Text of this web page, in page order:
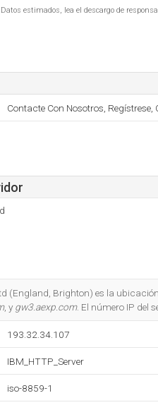
estimados, lea el descargo de
Contacte Con Nosotros,
(England, Brighton) es la
, y gw3.aexp.com. El número IP del
193.32.34.107
IBM_HTTP_Server
iso-8859-1